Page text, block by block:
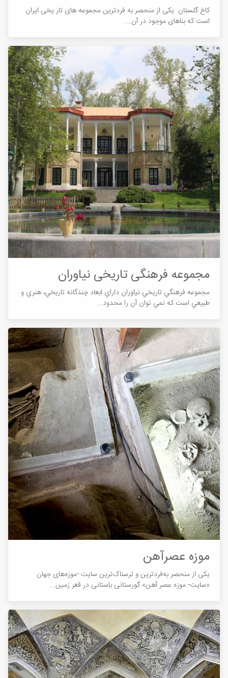
کاخ گلستان یکی از منحصر به فردترین مجموعه های تار یخی ایران
است که بناهای موجود در آن...
مجموعه فرهنگی تاریخی نیاوران
مجموعه فرهنگي تاريخي نياوران داراي ابعاد چندگانه تاريخي، هنري و
طبيعي است که نمي توان آن را محدود...
موزه عصرآهن
یکی از منحصر به‌فردترین و ترسناک‌ترین سایت -موزه‌های جهان
«سایت- موزه عصر آهن» گورستانی باستانی در قعر زمین...